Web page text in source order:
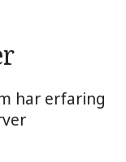
har erfaring